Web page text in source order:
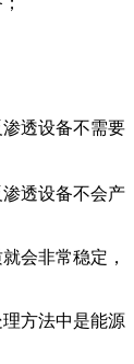
透设备不需要
透设备不会产
会非常稳定，
方法中是能源